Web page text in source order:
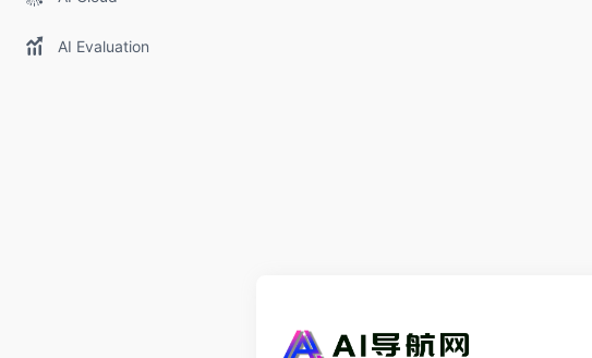
AI Evaluation